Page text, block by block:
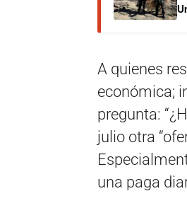
A quienes
económica;
pregunta:
julio otra
una paga